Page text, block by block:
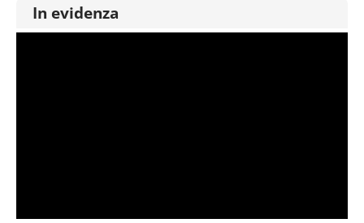
In evidenza